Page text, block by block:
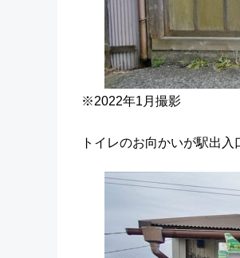
※2022年1月撮影
トイレのお向かいが駅出